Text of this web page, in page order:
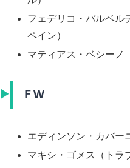
フェデリコ・バルベル
ペイン）
マティアス・ベシーノ
ＦW
エディンソン・カバー
マキシ・ゴメス（トラ